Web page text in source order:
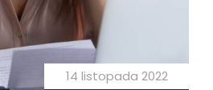
14 listopada 2022